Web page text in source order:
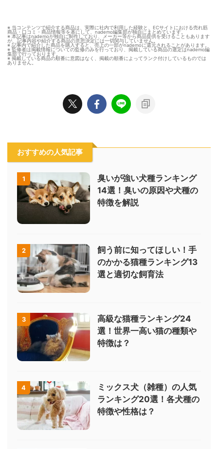
※ 当コンテンツで紹介する商品は、実際に社内で利用した経験と、ECサイトにおける売れ筋
商品・口コミ・商品情報等を基にして、nademo編集部が独自にまとめています。
※ 本記事はnademoが独自に制作しており、メーカー等から商品提供を受けることもあります
が、記事内容や紹介する商品の意思決定には一切関与していません。
※ 記事内で紹介した商品を購入すると、売上の一部がnademoに還元されることがあります。
※ 監修者は掲載情報についての監修のみを行っており、掲載している商品の選定はnademo編
集部で行っております。
※ 掲載している商品の順番に意図はなく、掲載の順番によってランク付けしているものでは
ありません。
おすすめの人気記事
1
臭いが強い犬種ランキング
14選！臭いの原因や犬種の
特徴を解説
2
飼う前に知ってほしい！手
のかかる猫種ランキング13
選と適切な飼育法
3
高級な猫種ランキング24
選！世界一高い猫の種類や
特徴は？
4
ミックス犬（雑種）の人気
ランキング20選！各犬種の
特徴や性格は？